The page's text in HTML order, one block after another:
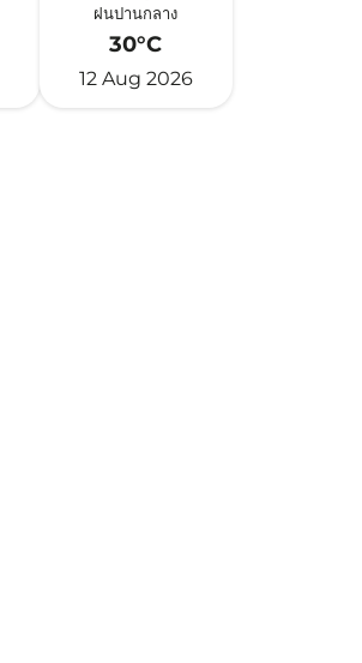
ฝนปานกลาง
30°C
12 Aug 2026